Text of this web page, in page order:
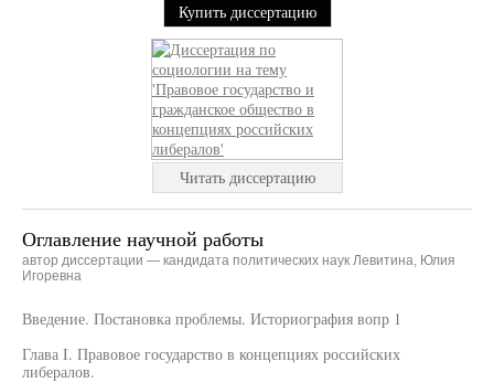
Купить диссертацию
Читать диссертацию
Оглавление научной работы
автор диссертации — кандидата политических наук Левитина, Юлия
Игоревна
Введение. Постановка проблемы. Историография вопр 1
Глава I. Правовое государство в концепциях российских
либералов.